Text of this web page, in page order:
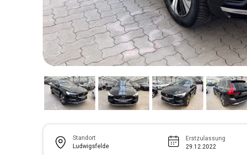
Standort
Ludwigsfelde
Erstzulassung
29.12.2022